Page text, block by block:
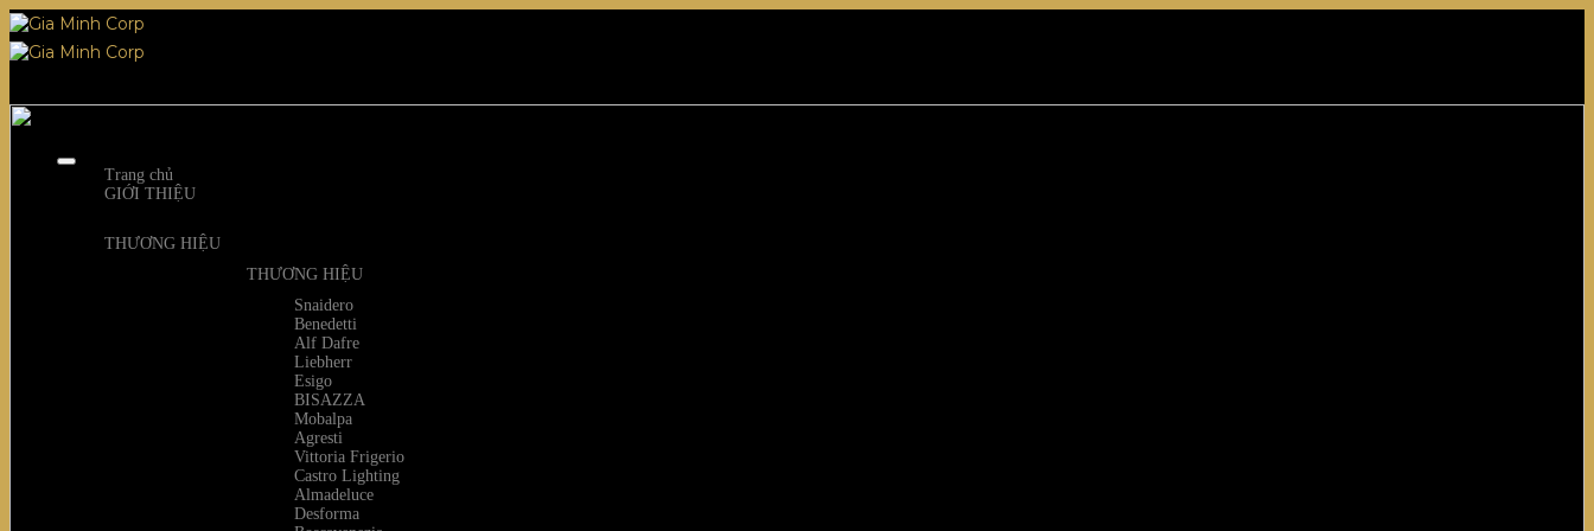
Skip
to
content
Trang chủ
GIỚI THIỆU
THƯƠNG HIỆU
THƯƠNG HIỆU
Snaidero
Benedetti
Alf Dafre
Liebherr
Esigo
BISAZZA
Mobalpa
Agresti
Vittoria Frigerio
Castro Lighting
Almadeluce
Desforma